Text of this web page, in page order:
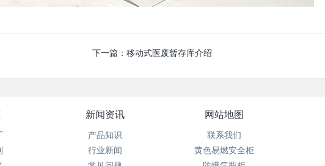
下一篇： 移动式医废暂存库介绍
新闻资讯
产品知识
行业新闻
网站地图
联系我们
黄色易燃安全柜